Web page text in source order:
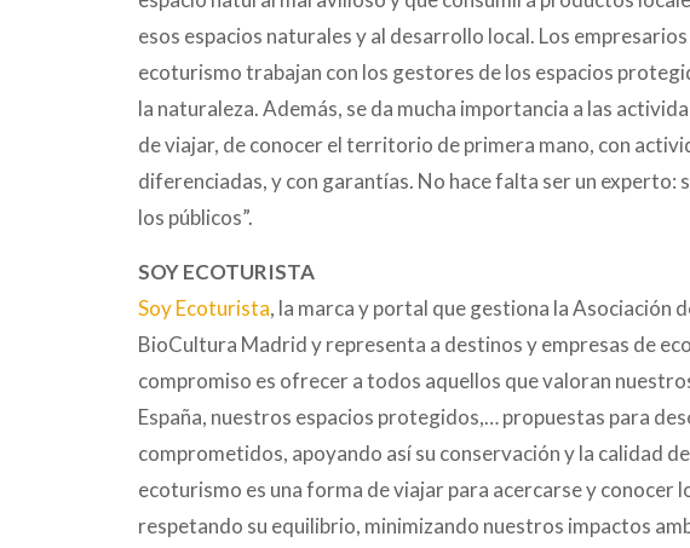
esos espacios naturales y al desarrollo local. Los
ecoturismo trabajan con los gestores de los espacios
la naturaleza. Además, se da mucha importancia a las
de viajar, de conocer el territorio de primera mano, con
diferenciadas, y con garantías. No hace falta ser un
los públicos”.
SOY ECOTURISTA
Soy Ecoturista, la marca y portal que gestiona la Asociación
BioCultura Madrid y representa a destinos y empresas de
compromiso es ofrecer a todos aquellos que valoran
España, nuestros espacios protegidos,… propuestas para
comprometidos, apoyando así su conservación y la calidad
ecoturismo es una forma de viajar para acercarse y conocer
respetando su equilibrio, minimizando nuestros impactos